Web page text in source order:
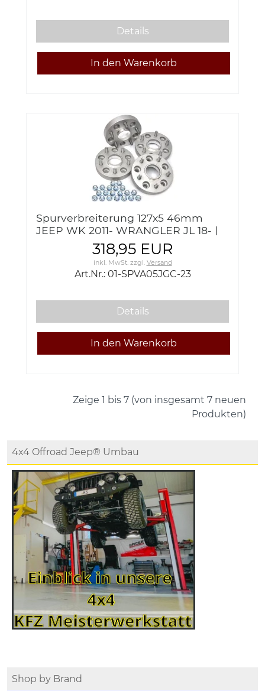
Details
Spurverbreiterung 127x5 46mm
JEEP WK 2011- WRANGLER JL 18- |
318,95 EUR
inkl. MwSt. zzgl. Versand
Art.Nr.: 01-SPVA05JGC-23
Details
Zeige 1 bis 7 (von insgesamt 7 neuen
Produkten)
4x4 Offroad Jeep® Umbau
Shop by Brand